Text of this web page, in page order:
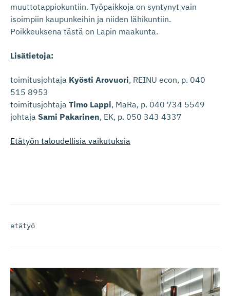
muuttotappiokuntiin. Työpaikkoja on syntynyt vain
isoimpiin kaupunkeihin ja niiden lähikuntiin.
Poikkeuksena tästä on Lapin maakunta.
Lisätietoja:
toimitusjohtaja Kyösti Arovuori, REINU econ, p. 040
515 8953
toimitusjohtaja Timo Lappi, MaRa, p. 040 734 5549
johtaja Sami Pakarinen, EK, p. 050 343 4337
Etätyön taloudellisia vaikutuksia
etätyö